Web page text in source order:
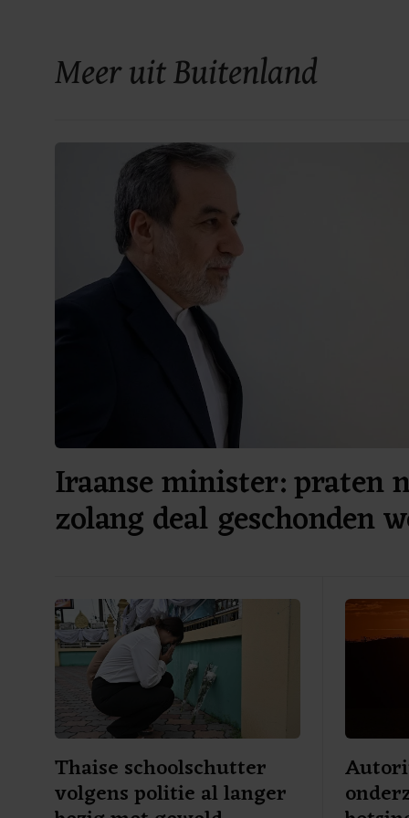
Meer uit Buitenland
Iraanse minister: praten
zolang deal geschonden
Thaise schoolschutter
volgens politie al langer